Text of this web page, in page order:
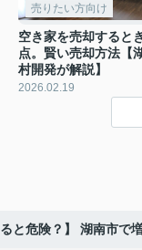
売りたい方向け
空き家を売却すると
点。賢い売却方法【
村開発が解説】
2026.02.19
と危険？】 湖南市で